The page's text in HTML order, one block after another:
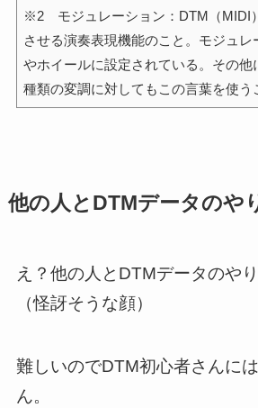
※2 モジュレーション：DTM（MIDI
させる演奏表現機能のこと。モジュレ
やホイールに設定されている。その他
種類の変調に対してもこの言葉を使う
他の人とDTMデータのや
え？他の人とDTMデータのや
（怪訝そうな顔）
難しいのでDTM初心者さんに
ん。